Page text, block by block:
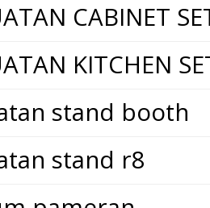
CABINET
KITCHEN
stand booth
stand r8